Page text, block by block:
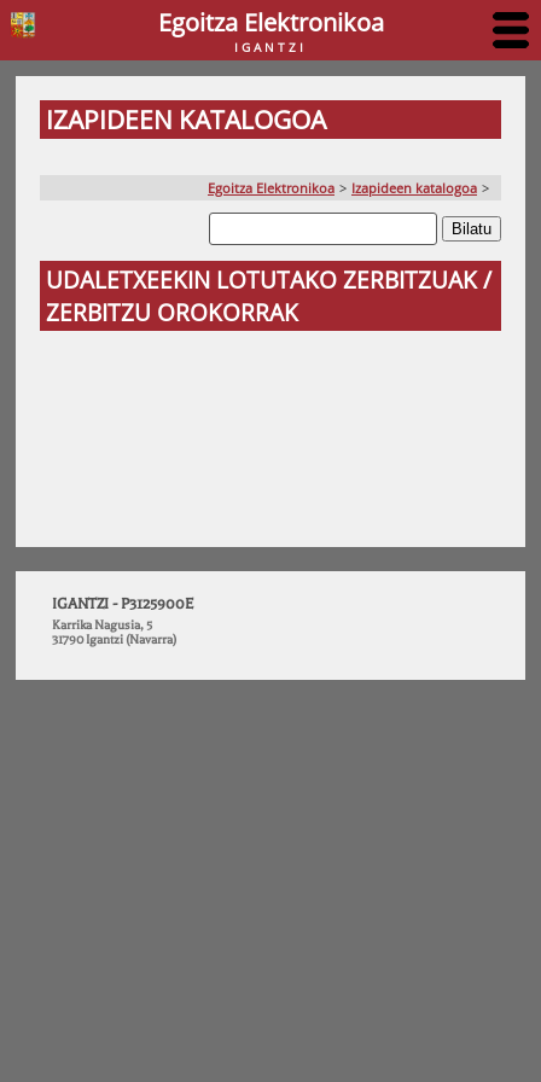
Egoitza Elektronikoa
IGANTZI
IZAPIDEEN KATALOGOA
Egoitza Elektronikoa > Izapideen katalogoa >
UDALETXEEKIN LOTUTAKO ZERBITZUAK /
ZERBITZU OROKORRAK
IGANTZI - P3125900E
Karrika Nagusia, 5
31790 Igantzi (Navarra)